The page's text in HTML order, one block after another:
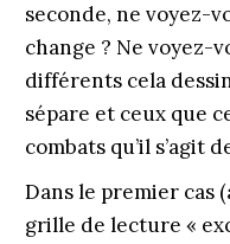
seconde, ne voyez-
change ? Ne voyez-
différents cela
sépare et ceux que
combats qu’il s’agit
Dans le premier cas
grille de lecture «